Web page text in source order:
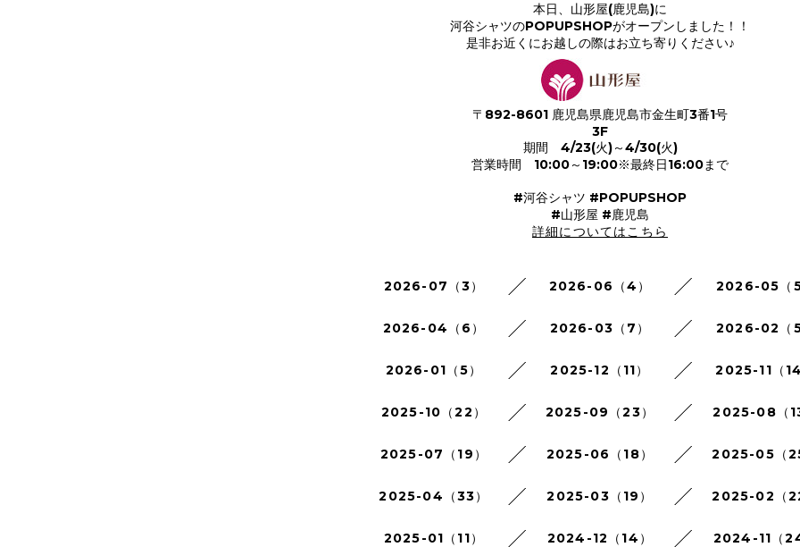
本日、山形屋(鹿児島)に
河谷シャツのPOPUPSHOPがオープンしました！！
是非お近くにお越しの際はお立ち寄りください♪
〒892-8601 鹿児島県鹿児島市金生町3番1号
3F
期間 4/23(火)～4/30(火)
営業時間 10:00～19:00※最終日16:00まで
#河谷シャツ #POPUPSHOP
#山形屋 #鹿児島
詳細についてはこちら
2026-07（3） 2026-06（4） 2026-05（5
2026-04（6） 2026-03（7） 2026-02（5
2026-01（5） 2025-12（11） 2025-11（14
2025-10（22） 2025-09（23） 2025-08（13
2025-07（19） 2025-06（18） 2025-05（
2025-04（33） 2025-03（19） 2025-02（
2025-01（11） 2024-12（14） 2024-11（24